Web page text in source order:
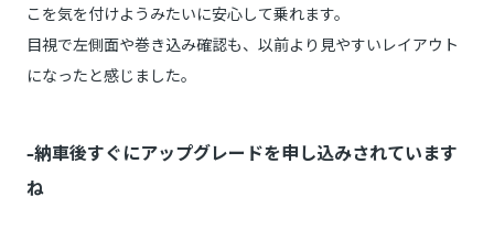
こを気を付けようみたいに安心して乗れます。
目視で左側面や巻き込み確認も、以前より見やすいレイアウト
になったと感じました。
-納車後すぐにアップグレードを申し込みされています
ね